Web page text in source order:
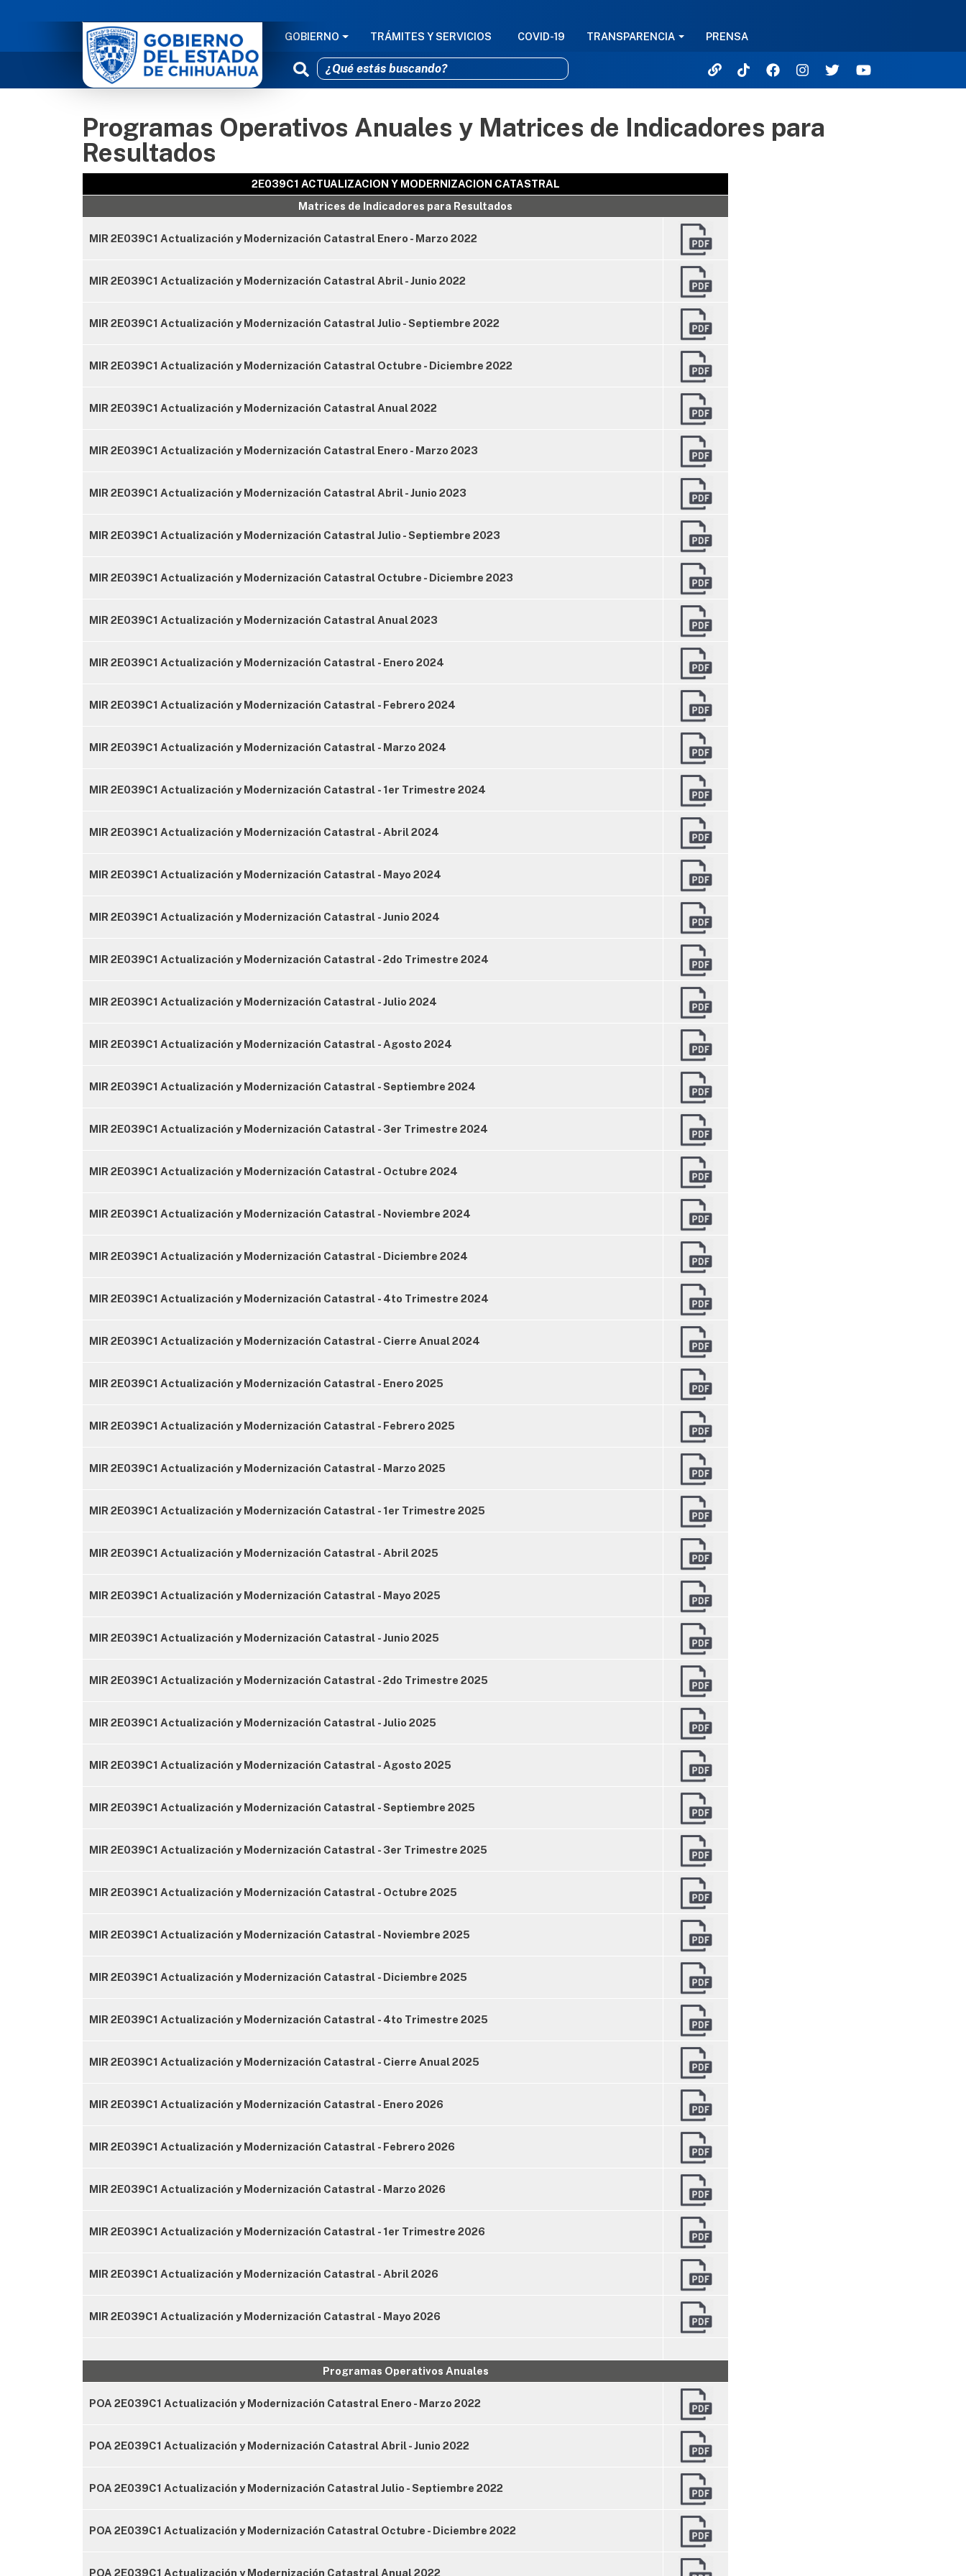
Pasar al contenido principal
NAVEGACIÓN PRINCIPAL
GOBIERNO TRÁMITES Y SERVICIOS COVID-19 TRANSPARENCIA PRENSA
Programas Operativos Anuales y Matrices de Indicadores para
Resultados
2E039C1 ACTUALIZACION Y MODERNIZACION CATASTRAL
Matrices de Indicadores para Resultados
MIR 2E039C1 Actualización y Modernización Catastral Enero - Marzo 2022
MIR 2E039C1 Actualización y Modernización Catastral Abril - Junio 2022
MIR 2E039C1 Actualización y Modernización Catastral Julio - Septiembre 2022
MIR 2E039C1 Actualización y Modernización Catastral Octubre - Diciembre 2022
MIR 2E039C1 Actualización y Modernización Catastral Anual 2022
MIR 2E039C1 Actualización y Modernización Catastral Enero - Marzo 2023
MIR 2E039C1 Actualización y Modernización Catastral Abril - Junio 2023
MIR 2E039C1 Actualización y Modernización Catastral Julio - Septiembre 2023
MIR 2E039C1 Actualización y Modernización Catastral Octubre - Diciembre 2023
MIR 2E039C1 Actualización y Modernización Catastral Anual 2023
MIR 2E039C1 Actualización y Modernización Catastral - Enero 2024
MIR 2E039C1 Actualización y Modernización Catastral - Febrero 2024
MIR 2E039C1 Actualización y Modernización Catastral - Marzo 2024
MIR 2E039C1 Actualización y Modernización Catastral - 1er Trimestre 2024
MIR 2E039C1 Actualización y Modernización Catastral - Abril 2024
MIR 2E039C1 Actualización y Modernización Catastral - Mayo 2024
MIR 2E039C1 Actualización y Modernización Catastral - Junio 2024
MIR 2E039C1 Actualización y Modernización Catastral - 2do Trimestre 2024
MIR 2E039C1 Actualización y Modernización Catastral - Julio 2024
MIR 2E039C1 Actualización y Modernización Catastral - Agosto 2024
MIR 2E039C1 Actualización y Modernización Catastral - Septiembre 2024
MIR 2E039C1 Actualización y Modernización Catastral - 3er Trimestre 2024
MIR 2E039C1 Actualización y Modernización Catastral - Octubre 2024
MIR 2E039C1 Actualización y Modernización Catastral - Noviembre 2024
MIR 2E039C1 Actualización y Modernización Catastral - Diciembre 2024
MIR 2E039C1 Actualización y Modernización Catastral - 4to Trimestre 2024
MIR 2E039C1 Actualización y Modernización Catastral - Cierre Anual 2024
MIR 2E039C1 Actualización y Modernización Catastral - Enero 2025
MIR 2E039C1 Actualización y Modernización Catastral - Febrero 2025
MIR 2E039C1 Actualización y Modernización Catastral - Marzo 2025
MIR 2E039C1 Actualización y Modernización Catastral - 1er Trimestre 2025
MIR 2E039C1 Actualización y Modernización Catastral - Abril 2025
MIR 2E039C1 Actualización y Modernización Catastral - Mayo 2025
MIR 2E039C1 Actualización y Modernización Catastral - Junio 2025
MIR 2E039C1 Actualización y Modernización Catastral - 2do Trimestre 2025
MIR 2E039C1 Actualización y Modernización Catastral - Julio 2025
MIR 2E039C1 Actualización y Modernización Catastral - Agosto 2025
MIR 2E039C1 Actualización y Modernización Catastral - Septiembre 2025
MIR 2E039C1 Actualización y Modernización Catastral - 3er Trimestre 2025
MIR 2E039C1 Actualización y Modernización Catastral - Octubre 2025
MIR 2E039C1 Actualización y Modernización Catastral - Noviembre 2025
MIR 2E039C1 Actualización y Modernización Catastral - Diciembre 2025
MIR 2E039C1 Actualización y Modernización Catastral - 4to Trimestre 2025
MIR 2E039C1 Actualización y Modernización Catastral - Cierre Anual 2025
MIR 2E039C1 Actualización y Modernización Catastral - Enero 2026
MIR 2E039C1 Actualización y Modernización Catastral - Febrero 2026
MIR 2E039C1 Actualización y Modernización Catastral - Marzo 2026
MIR 2E039C1 Actualización y Modernización Catastral - 1er Trimestre 2026
MIR 2E039C1 Actualización y Modernización Catastral - Abril 2026
MIR 2E039C1 Actualización y Modernización Catastral - Mayo 2026
Programas Operativos Anuales
POA 2E039C1 Actualización y Modernización Catastral Enero - Marzo 2022
POA 2E039C1 Actualización y Modernización Catastral Abril - Junio 2022
POA 2E039C1 Actualización y Modernización Catastral Julio - Septiembre 2022
POA 2E039C1 Actualización y Modernización Catastral Octubre - Diciembre 2022
POA 2E039C1 Actualización y Modernización Catastral Anual 2022